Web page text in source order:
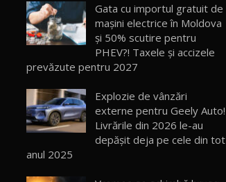
Gata cu importul gratuit de
mașini electrice în Moldova
și 50% scutire pentru
PHEV?! Taxele și accizele
prevăzute pentru 2027
Explozie de vânzări
externe pentru Geely Auto!
Livrările din 2026 le-au
depășit deja pe cele din tot
anul 2025